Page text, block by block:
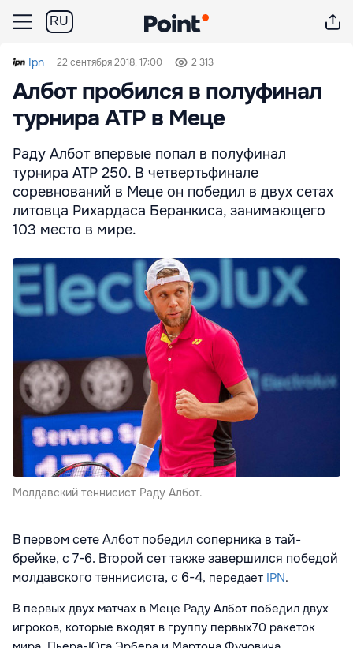
RU
Ipn 22 сентября 2018, 17:00 2 313
Албот пробился в полуфинал
турнира ATP в Меце
Раду Албот впервые попал в полуфинал
турнира ATP 250. В четвертьфинале
соревнований в Меце он победил в двух сетах
литовца Рихардаса Беранкиса, занимающего
103 место в мире.
Молдавский теннисист Раду Албот.
В первом сете Албот победил соперника в тай-
брейке, с 7-6. Второй сет также завершился победой
молдавского теннисиста, с 6-4, передает IPN.
В первых двух матчах в Меце Раду Албот победил двух
игроков, которые входят в группу первых70 ракеток